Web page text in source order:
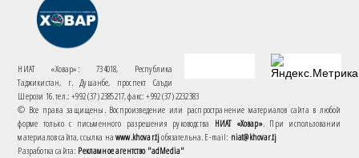
НИАТ «Ховар»: 734018, Республика
Таджикистан, г. Душанбе, проспект Саъди
Шерози 16. тел.: +992 (37) 2385217, факс: +992 (37) 2232383
© Все права защищены. Воспроизведение или распространение материалов сайта в любой
форме только с письменного разрешения руководства НИАТ «Ховар». При использовании
материалов сайта, ссылка наwww.khovar.tjобязательна. E-mail: niat@khovar.tj
Разработка сайта: Рекламное агентство "adMedia"